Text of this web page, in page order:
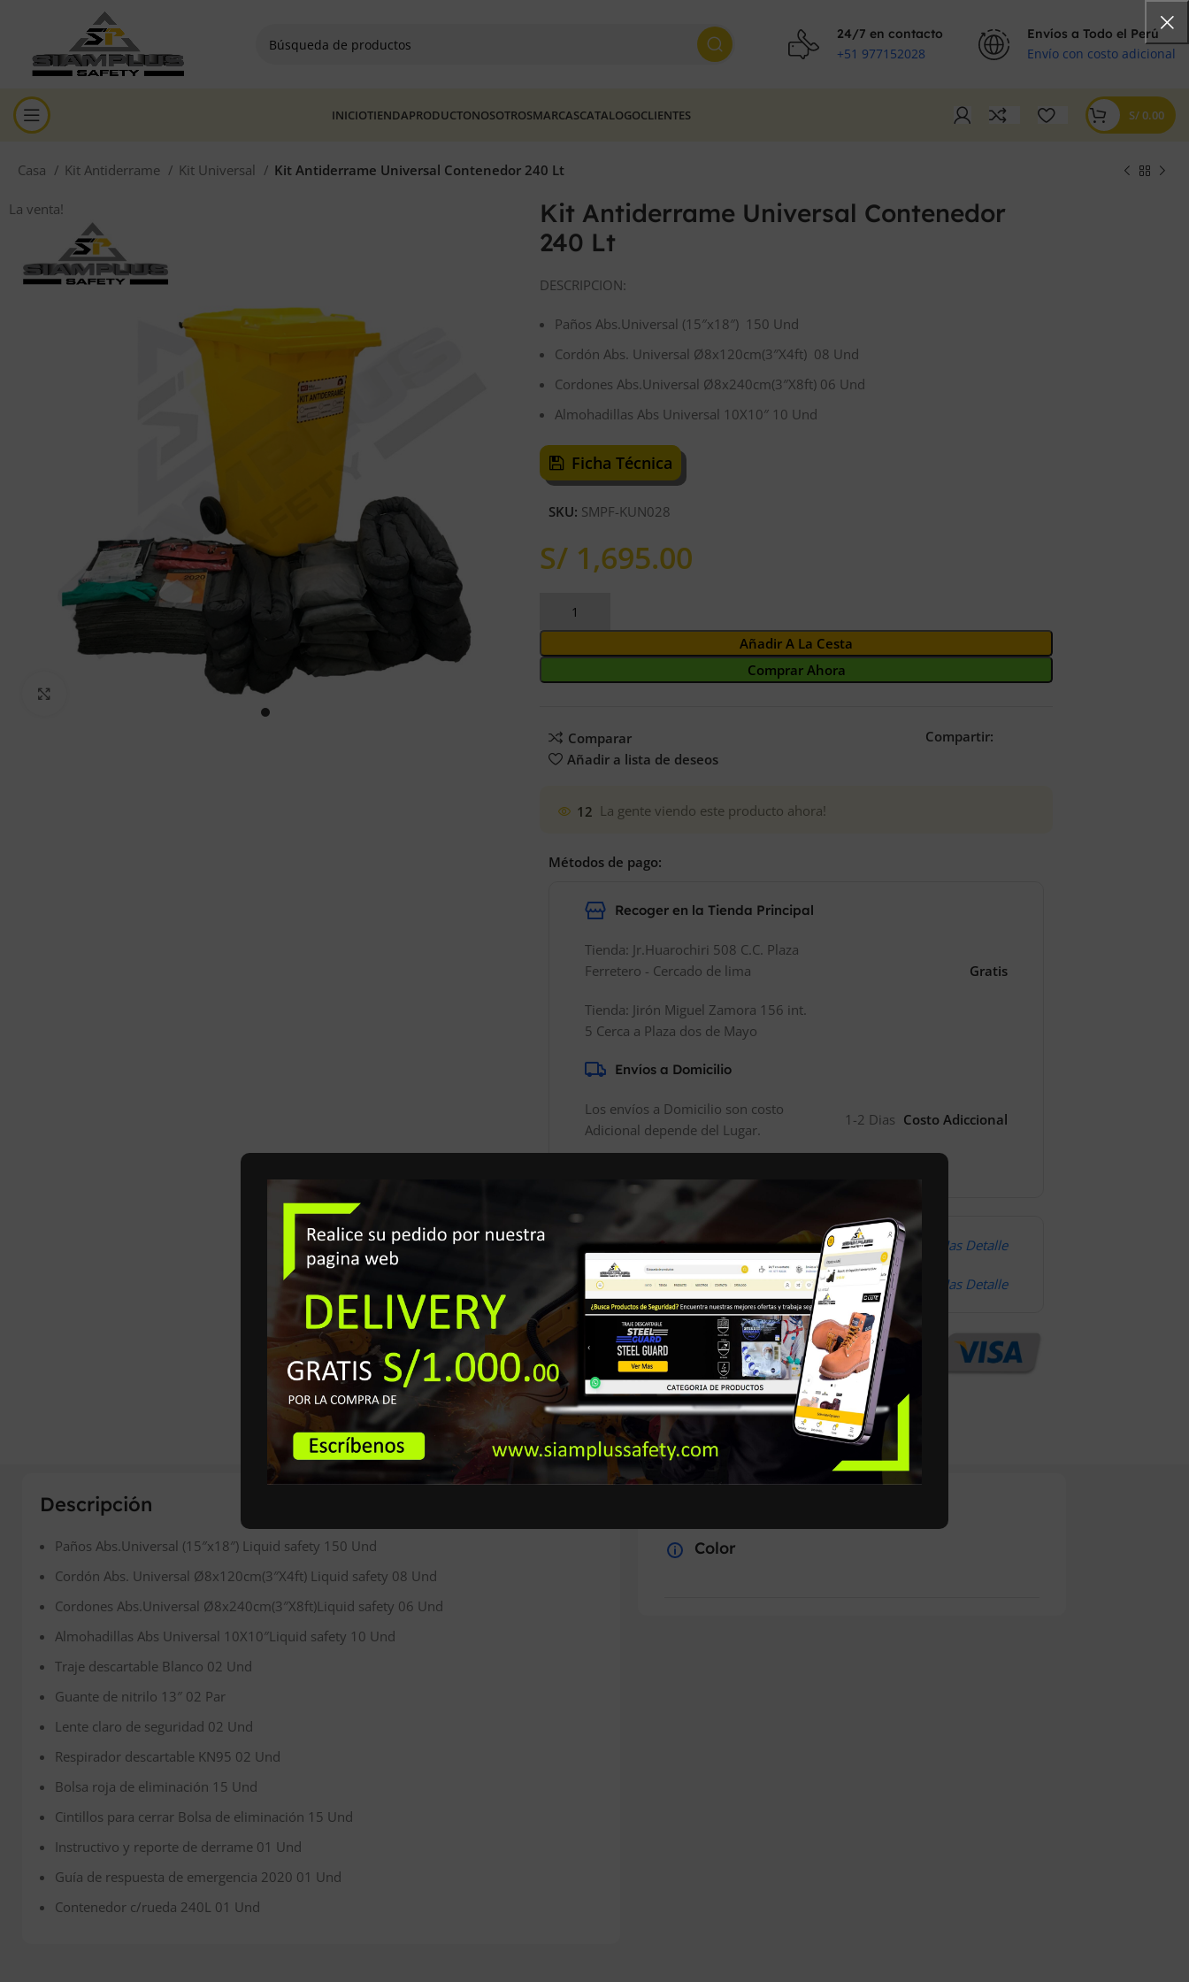
24/7 en contacto
+51 977152028
Envíos a Todo el Perú
Envío con costo adicional
INICIOTIENDAPRODUCTONOSOTROSMARCASCATALOGOCLIENTES S/0.00
Casa Kit Antiderrame Kit Universal Kit Antiderrame Universal Contenedor 240 Lt
La venta!
Kit Antiderrame Universal Contenedor
240 Lt
DESCRIPCION:
Paños Abs.Universal (15″x18″) 150 Und
Cordón Abs. Universal Ø8x120cm(3″X4ft) 08 Und
Cordones Abs.Universal Ø8x240cm(3″X8ft) 06 Und
Almohadillas Abs Universal 10X10″ 10 Und
Ficha Técnica
SKU: SMPF-KUN028
S/
Añadir A La Cesta
Comprar Ahora
Comparar
Añadir a lista de deseos
Compartir:
12 La gente viendo este producto ahora!
Métodos de pago:
Recoger en la Tienda Principal
Tienda: Jr.Huarochiri 508 C.C. Plaza
Ferretero - Cercado de lima
Tienda: Jirón Miguel Zamora 156 int.
5 Cerca a Plaza dos de Mayo
Gratis
Envíos a Domicilio
Los envíos a Domicilio son costo
Adicional depende del Lugar.
1-2 Dias Costo Adiccional
Productos Seguros A tu Comodidad Mas Detalle
Garantía de Seguridad Mas Detalle
Descripción
Paños Abs.Universal (15″x18″) Liquid safety 150 Und
Cordón Abs. Universal Ø8x120cm(3″X4ft) Liquid safety 08 Und
Cordones Abs.Universal Ø8x240cm(3″X8ft)Liquid safety 06 Und
Almohadillas Abs Universal 10X10″Liquid safety 10 Und
Traje descartable Blanco 02 Und
Guante de nitrilo 13″ 02 Par
Lente claro de seguridad 02 Und
Respirador descartable KN95 02 Und
Bolsa roja de eliminación 15 Und
Cintillos para cerrar Bolsa de eliminación 15 Und
Instructivo y reporte de derrame 01 Und
Guía de respuesta de emergencia 2020 01 Und
Contenedor c/rueda 240L 01 Und
Color